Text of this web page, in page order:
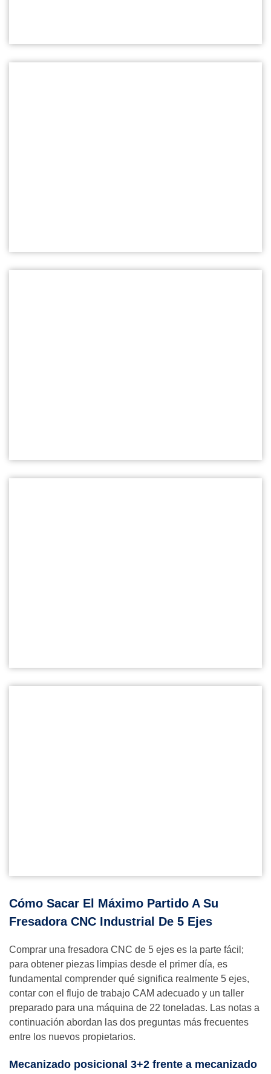
Cómo Sacar El Máximo Partido A Su
Fresadora CNC Industrial De 5 Ejes
Comprar una fresadora CNC de 5 ejes es la parte fácil;
para obtener piezas limpias desde el primer día, es
fundamental comprender qué significa realmente 5 ejes,
contar con el flujo de trabajo CAM adecuado y un taller
preparado para una máquina de 22 toneladas. Las notas a
continuación abordan las dos preguntas más frecuentes
entre los nuevos propietarios.
Mecanizado posicional 3+2 frente a mecanizado